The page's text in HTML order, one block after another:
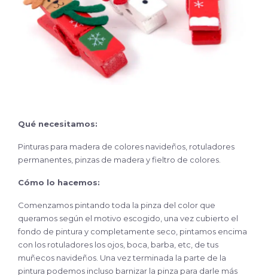
Qué necesitamos:
Pinturas para madera de colores navideños, rotuladores
permanentes, pinzas de madera y fieltro de colores.
Cómo lo hacemos:
Comenzamos pintando toda la pinza del color que
queramos según el motivo escogido, una vez cubierto el
fondo de pintura y completamente seco, pintamos encima
con los rotuladores los ojos, boca, barba, etc, de tus
muñecos navideños. Una vez terminada la parte de la
pintura podemos incluso barnizar la pinza para darle más